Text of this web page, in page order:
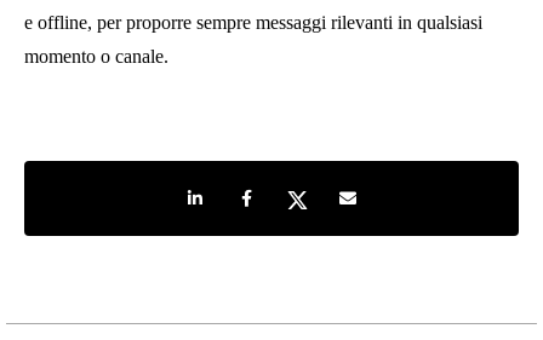
e offline, per proporre sempre messaggi rilevanti in qualsiasi
momento o canale.
Share on LinkedIn
Share on Facebook
Share on TwitterShare by e-mail